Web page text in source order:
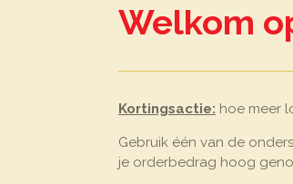
Welkom
Kortingsactie: hoe meer
Gebruik één van de
je orderbedrag hoog